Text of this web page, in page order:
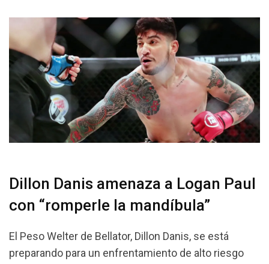
Dillon Danis amenaza a Logan Paul
con “romperle la mandíbula”
El Peso Welter de Bellator, Dillon Danis, se está
preparando para un enfrentamiento de alto riesgo